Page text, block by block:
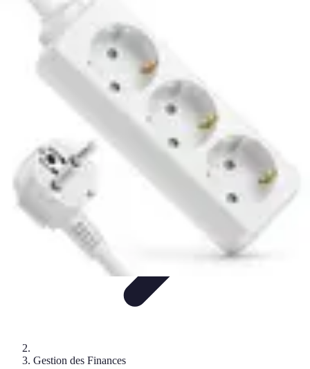
Astuces Pour Économiser
Économies QuotidiennesÉnergie
et Cuisine
Astuces Pour Économiser
Gestion des Finances